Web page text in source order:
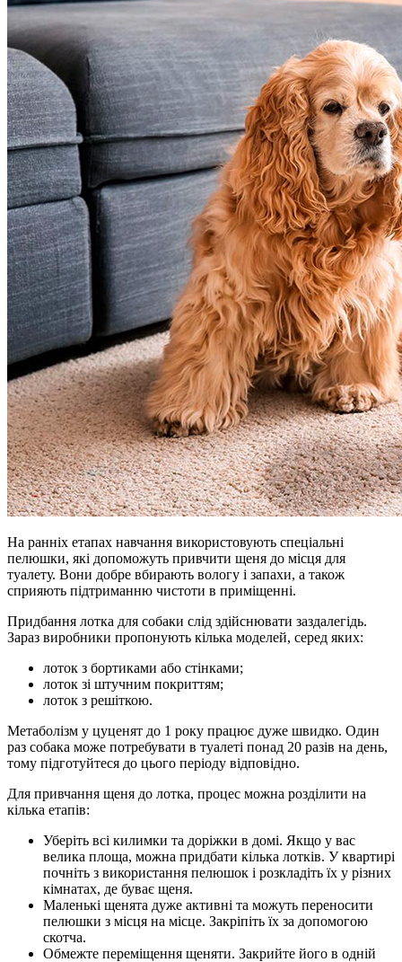
На ранніх етапах навчання використовують спеціальні
пелюшки, які допоможуть привчити щеня до місця для
туалету. Вони добре вбирають вологу і запахи, а також
сприяють підтриманню чистоти в приміщенні.
Придбання лотка для собаки слід здійснювати заздалегідь.
Зараз виробники пропонують кілька моделей, серед яких:
лоток з бортиками або стінками;
лоток зі штучним покриттям;
лоток з решіткою.
Метаболізм у цуценят до 1 року працює дуже швидко. Один
раз собака може потребувати в туалеті понад 20 разів на день,
тому підготуйтеся до цього періоду відповідно.
Для привчання щеня до лотка, процес можна розділити на
кілька етапів:
Уберіть всі килимки та доріжки в домі. Якщо у вас
велика площа, можна придбати кілька лотків. У квартирі
почніть з використання пелюшок і розкладіть їх у різних
кімнатах, де буває щеня.
Маленькі щенята дуже активні та можуть переносити
пелюшки з місця на місце. Закріпіть їх за допомогою
скотча.
Обмежте переміщення щеняти. Закрийте його в одній